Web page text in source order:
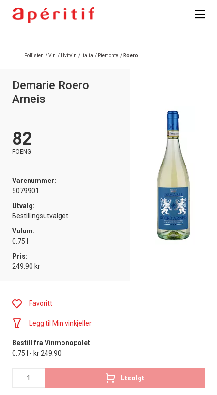
Pollisten /Vin / Hvitvin / Italia / Piemonte / Roero
Demarie Roero
Arneis
82
POENG
Varenummer:
5079901
Utvalg:
Bestillingsutvalget
Volum:
0.75 l
Pris:
249.90 kr
Favoritt
Legg til Min vinkjeller
Bestill fra Vinmonopolet
0.75 l - kr 249.90
Utsolgt